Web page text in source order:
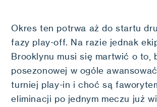
Okres ten potrwa aż do startu
fazy play-off. Na razie jednak
Brooklynu musi się martwić o to,
posezonowej w ogóle
turniej play-in i choć są
eliminacji po jednym meczu już